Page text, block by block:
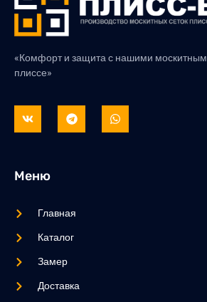
«Комфорт и защита с нашими
плиссе»
Меню
Главная
Каталог
Замер
Доставка